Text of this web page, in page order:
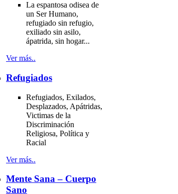
La espantosa odisea de
un Ser Humano,
refugiado sin refugio,
exiliado sin asilo,
ápatrida, sin hogar...
Ver más..
Refugiados
Refugiados, Exilados,
Desplazados, Apátridas,
Victimas de la
Discriminación
Religiosa, Política y
Racial
Ver más..
Mente Sana – Cuerpo
Sano